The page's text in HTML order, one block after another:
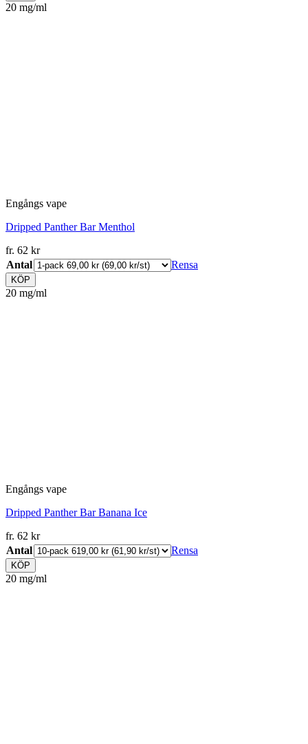
20 mg/ml
Engångs vape
Dripped Panther Bar Menthol
fr. 62 kr
Antal
Rensa
KÖP
20 mg/ml
Engångs vape
Dripped Panther Bar Banana Ice
fr. 62 kr
Antal
Rensa
KÖP
20 mg/ml